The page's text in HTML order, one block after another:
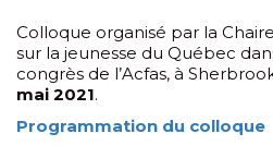
Colloque organisé par la
sur la jeunesse du Québec
congrès de l’Acfas, à
mai 2021.
Programmation du colloque